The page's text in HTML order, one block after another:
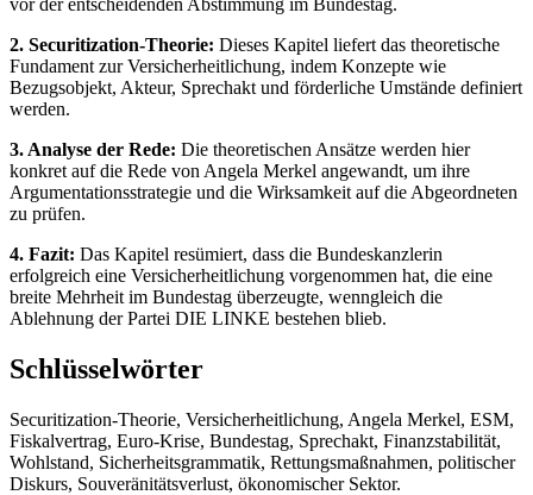
vor der entscheidenden Abstimmung im Bundestag.
2. Securitization-Theorie: Dieses Kapitel liefert das theoretische
Fundament zur Versicherheitlichung, indem Konzepte wie
Bezugsobjekt, Akteur, Sprechakt und förderliche Umstände definiert
werden.
3. Analyse der Rede: Die theoretischen Ansätze werden hier
konkret auf die Rede von Angela Merkel angewandt, um ihre
Argumentationsstrategie und die Wirksamkeit auf die Abgeordneten
zu prüfen.
4. Fazit: Das Kapitel resümiert, dass die Bundeskanzlerin
erfolgreich eine Versicherheitlichung vorgenommen hat, die eine
breite Mehrheit im Bundestag überzeugte, wenngleich die
Ablehnung der Partei DIE LINKE bestehen blieb.
Schlüsselwörter
Securitization-Theorie, Versicherheitlichung, Angela Merkel, ESM,
Fiskalvertrag, Euro-Krise, Bundestag, Sprechakt, Finanzstabilität,
Wohlstand, Sicherheitsgrammatik, Rettungsmaßnahmen, politischer
Diskurs, Souveränitätsverlust, ökonomischer Sektor.